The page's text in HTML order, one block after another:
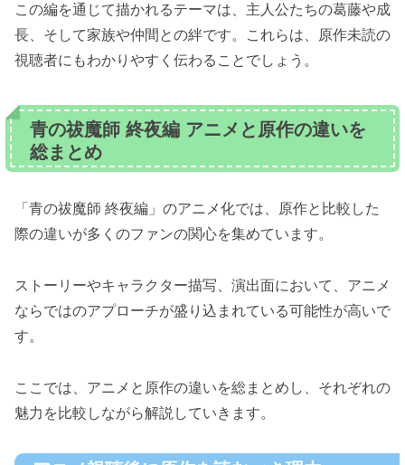
この編を通じて描かれるテーマは、主人公たちの葛藤や成
長、そして家族や仲間との絆です。これらは、原作未読の
視聴者にもわかりやすく伝わることでしょう。
青の祓魔師 終夜編 アニメと原作の違いを
総まとめ
「青の祓魔師 終夜編」のアニメ化では、原作と比較した
際の違いが多くのファンの関心を集めています。
ストーリーやキャラクター描写、演出面において、アニメ
ならではのアプローチが盛り込まれている可能性が高いで
す。
ここでは、アニメと原作の違いを総まとめし、それぞれの
魅力を比較しながら解説していきます。